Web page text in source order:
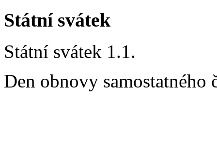
Státní svátek
Státní svátek 1.1.
Den obnovy samostatného